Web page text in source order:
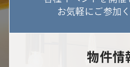
お気軽にご参加
物件情